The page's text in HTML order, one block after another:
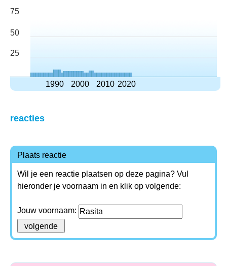
75
50
25
1990 2000 2010 2020
reacties
Plaats reactie
Wil je een reactie plaatsen op deze pagina? Vul
hieronder je voornaam in en klik op volgende:
Jouw voornaam: